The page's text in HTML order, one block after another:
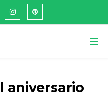
aniversario